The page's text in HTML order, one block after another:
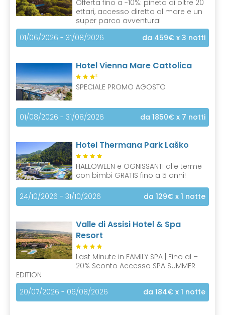
Offerta fino a -10%: pineta di oltre 20
ettari, accesso diretto al mare e un
super parco avventura!
01/06/2026 - 31/08/2026
da 459€ x 3 notti
Hotel Vienna Mare Cattolica
S
SPECIALE PROMO AGOSTO
01/08/2026 - 31/08/2026 da 1850€ x 7 notti
Hotel Thermana Park Laško
HALLOWEEN e OGNISSANTI alle terme
con bimbi GRATIS fino a 5 anni!
24/10/2026 - 31/10/2026 da 129€ x 1 notte
Valle di Assisi Hotel & Spa
Resort
Last Minute in FAMILY SPA | Fino al –
20% Sconto Accesso SPA SUMMER
EDITION
20/07/2026 - 06/08/2026
da 184€ x 1 notte